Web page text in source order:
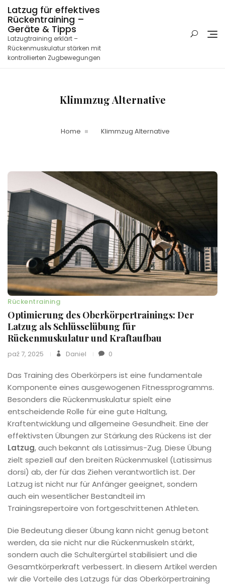
Skip
content
Latzug für effektives
Rückentraining –
Geräte & Tipps
Latzugtraining erklärt –
Rückenmuskulatur stärken mit
kontrollierten Zugbewegungen
Klimmzug Alternative
Home Klimmzug Alternative
Rückentraining
Optimierung des Oberkörpertrainings: Der
Latzug als Schlüsselübung für
Rückenmuskulatur und Kraftaufbau
paź 7, 2025 Daniel 0
Das Training des Oberkörpers ist eine fundamentale
Komponente eines ausgewogenen Fitnessprogramms.
Besonders die Rückenmuskulatur spielt eine
entscheidende Rolle für eine gute Haltung,
Kraftentwicklung und allgemeine Gesundheit. Eine der
effektivsten Übungen zur Stärkung des Rückens ist der
Latzug, auch bekannt als Latissimus-Zug. Diese Übung
zielt speziell auf den breiten Rückenmuskel (Latissimus
dorsi) ab, der für das Ziehen verantwortlich ist. Der
Latzug ist nicht nur für Anfänger geeignet, sondern
auch ein wesentlicher Bestandteil im
Trainingsrepertoire von fortgeschrittenen Athleten.
Die Bedeutung dieser Übung kann nicht genug betont
werden, da sie nicht nur die Rückenmuskeln stärkt,
sondern auch die Schultergürtel stabilisiert und die
Gesamtkörperkraft verbessert. In diesem Artikel werden
wir die Vorteile des Latzugs für das Oberkörpertraining